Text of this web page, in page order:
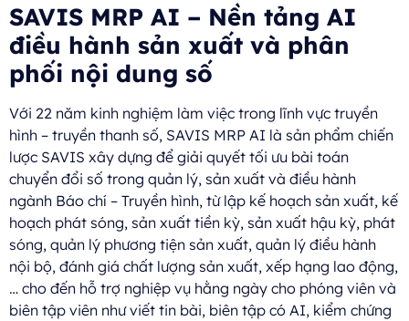
SAVIS MRP AI – Nền tảng AI
điều hành sản xuất và phân
phối nội dung số
Với 22 năm kinh nghiệm làm việc trong lĩnh vực truyền
hình – truyền thanh số, SAVIS MRP AI là sản phẩm chiến
lược SAVIS xây dựng để giải quyết tối ưu bài toán
chuyển đổi số trong quản lý, sản xuất và điều hành
ngành Báo chí – Truyền hình, từ lập kế hoạch sản xuất, kế
hoạch phát sóng, sản xuất tiền kỳ, sản xuất hậu kỳ, phát
sóng, quản lý phương tiện sản xuất, quản lý điều hành
nội bộ, đánh giá chất lượng sản xuất, xếp hạng lao động,
… cho đến hỗ trợ nghiệp vụ hằng ngày cho phóng viên và
biên tập viên như viết tin bài, biên tập có AI, kiểm chứng